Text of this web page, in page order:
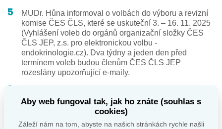
MUDr. Hůna informoval o volbách do výboru a revizní
komise ČES ČLS, které se uskuteční 3. – 16. 11. 2025
(Vyhlášení voleb do orgánů organizační složky ČES
ČLS JEP, z.s. pro elektronickou volbu -
endokrinologie.cz). Dva týdny a jeden den před
termínem voleb budou členům ČES ČLS JEP
rozeslány upozorňující e-maily.
zpracováním přehledu aktuálních dat na léčbu
liothyroninem. Za vypracování bude vyplacena
odměna 5000 Kč.
Aby web fungoval tak, jak ho znáte (souhlas s
cookies)
Záleží nám na tom, abyste na našich stránkách rychle našli